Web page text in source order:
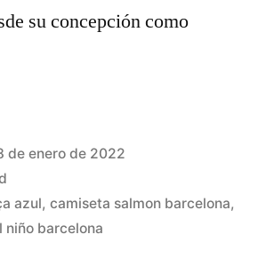
su concepción como
de enero de 2022
azul, camiseta salmon barcelona,
barcelona